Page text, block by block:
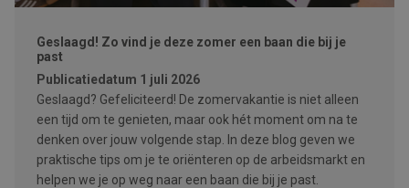
Geslaagd! Zo vind je deze zomer een baan die bij je
past
Publicatiedatum 1 juli 2026
Geslaagd? Gefeliciteerd! De zomervakantie is niet alleen
een tijd om te genieten, maar ook hét moment om na te
denken over jouw volgende stap. In deze blog geven we
praktische tips om je te oriënteren op de arbeidsmarkt en
helpen we je op weg naar een baan die bij je past.